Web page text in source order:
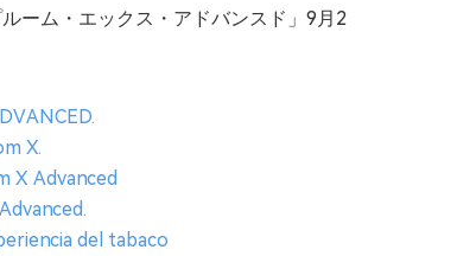
ーム・エックス・アドバンスド」9月2
X.
X Advanced
del tabaco